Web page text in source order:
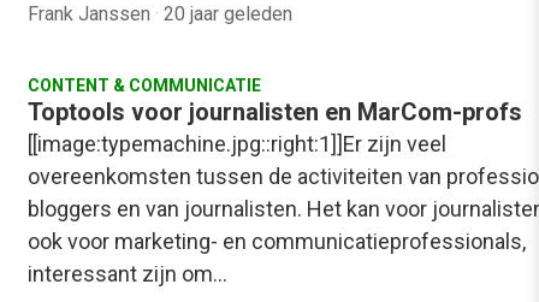
Frank Janssen · 20 jaar geleden
CONTENT & COMMUNICATIE
Toptools voor journalisten en MarCom-profs
[[image:typemachine.jpg::right:1]]Er zijn veel
overeenkomsten tussen de activiteiten van
bloggers en van journalisten. Het kan voor
ook voor marketing- en communicatieprofessionals,
interessant zijn om…